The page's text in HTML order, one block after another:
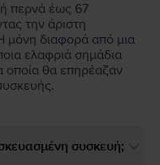
περνά έως 67
την άριστη
μόνη διαφορά από μια
ελαφριά σημάδια
θα επηρέαζαν
συσκευή;